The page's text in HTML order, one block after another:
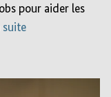
pour aider les
suite